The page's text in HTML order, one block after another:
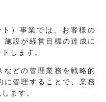
）事業では、お客様の
設が経営目標の達成に
します。
どの管理業務を戦略的
管理することで、業務
ます。